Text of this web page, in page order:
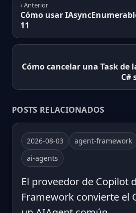
‹ Anterior
Cómo usar
11
Cómo cancelar una Task de
C#
POSTS RELACIONADOS
2026-08-03 agent-framework
ai-agents
El proveedor de Copilot
Framework convierte el